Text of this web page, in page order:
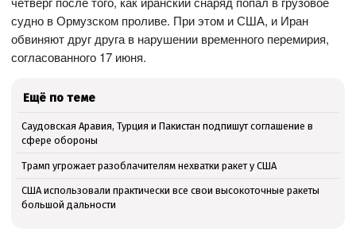
судно в Ормузском проливе. При этом и США, и Иран
обвиняют друг друга в нарушении временного перемирия,
согласованного 17 июня.
Ещё по теме
Саудовская Аравия, Турция и Пакистан подпишут соглашение в
сфере обороны
Трамп угрожает разоблачителям нехватки ракет у США
США использовали практически все свои высокоточные ракеты
большой дальности